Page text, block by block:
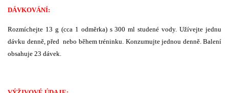
DÁVKOVÁNÍ:
Rozmíchejte 13 g (cca 1 odměrka) s 300 ml studené vody. Užívejte jednu
dávku denně, před nebo během tréninku. Konzumujte jednou denně. Balení
obsahuje 23 dávek.